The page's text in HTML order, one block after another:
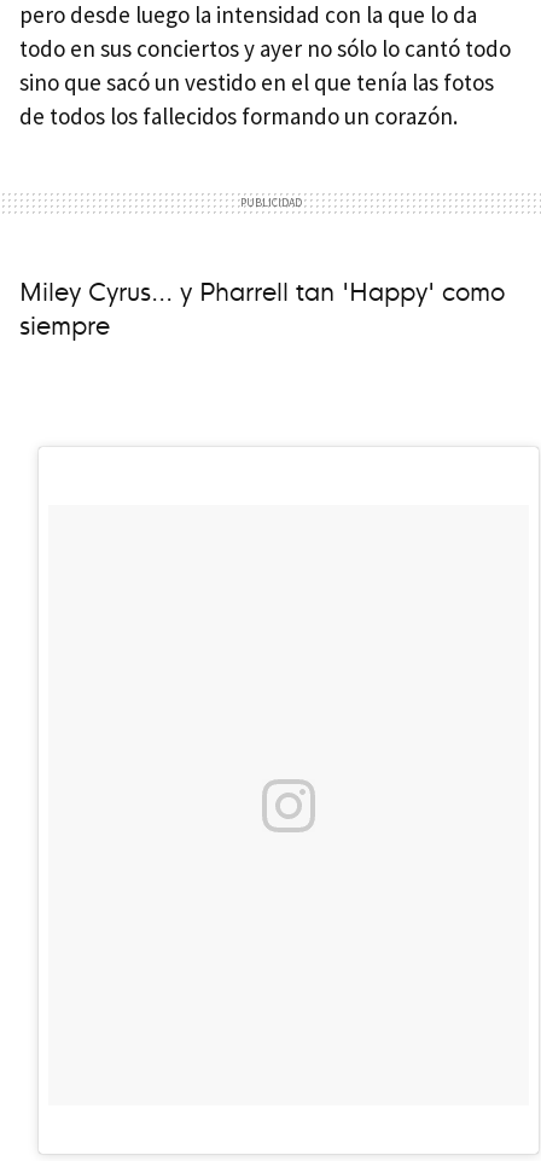
pero desde luego la intensidad con la que lo da
todo en sus conciertos y ayer no sólo lo cantó todo
sino que sacó un vestido en el que tenía las fotos
de todos los fallecidos formando un corazón.
Miley Cyrus... y Pharrell tan 'Happy' como
siempre